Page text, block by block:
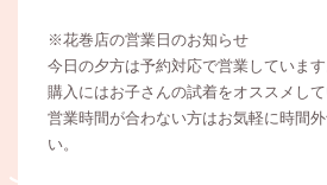
※花巻店の営業日のお知らせ
今日の夕方は予約対応で営業しています
購入にはお子さんの試着をオススメして
営業時間が合わない方はお気軽に時間
い。